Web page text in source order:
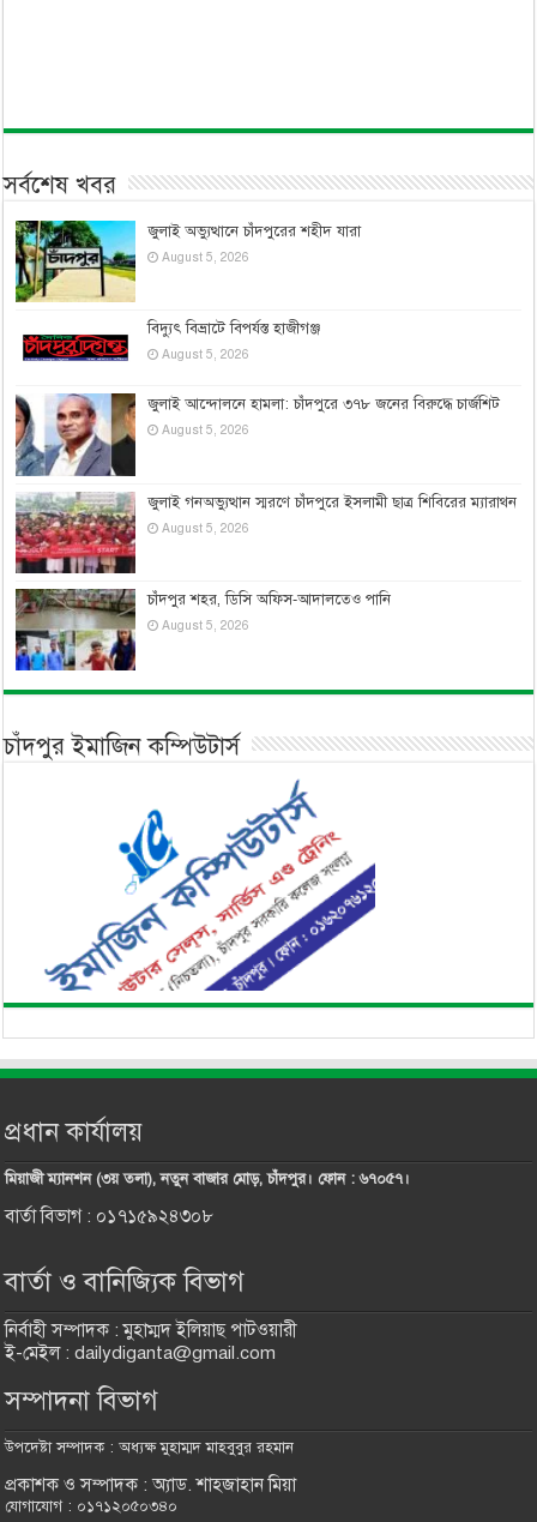
সর্বশেষ খবর
জুলাই অভ্যুত্থানে চাঁদপুরের শহীদ যারা
August 5, 2026
বিদ্যুৎ বিভ্রাটে বিপর্যস্ত হাজীগঞ্জ
August 5, 2026
জুলাই আন্দোলনে হামলা: চাঁদপুরে ৩৭৮ জনের বিরুদ্ধে চার্জশিট
August 5, 2026
জুলাই গনঅভ্যুত্থান স্মরণে চাঁদপুরে ইসলামী ছাত্র শিবিরের ম্যারাথন
August 5, 2026
চাঁদপুর শহর, ডিসি অফিস-আদালতেও পানি
August 5, 2026
চাঁদপুর ইমাজিন কম্পিউটার্স
প্রধান কার্যালয়
মিয়াজী ম্যানশন (৩য় তলা), নতুন বাজার মোড়, চাঁদপুর। ফোন : ৬৭০৫৭।
বার্তা বিভাগ : ০১৭১৫৯২৪৩০৮
বার্তা ও বানিজ্যিক বিভাগ
নির্বাহী সম্পাদক : মুহাম্মদ ইলিয়াছ পাটওয়ারী
ই-মেইল : dailydiganta@gmail.com
সম্পাদনা বিভাগ
উপদেষ্টা সম্পাদক : অধ্যক্ষ মুহাম্মদ মাহবুবুর রহমান
প্রকাশক ও সম্পাদক : অ্যাড. শাহজাহান মিয়া
যোগাযোগ : ০১৭১২০৫০৩৪০